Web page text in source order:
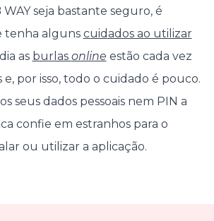
seja bastante seguro, é
tenha alguns cuidados ao utilizar
as burlas online estão cada vez
e, por isso, todo o cuidado é pouco.
seus dados pessoais nem PIN a
confie em estranhos para o
ou utilizar a aplicação.